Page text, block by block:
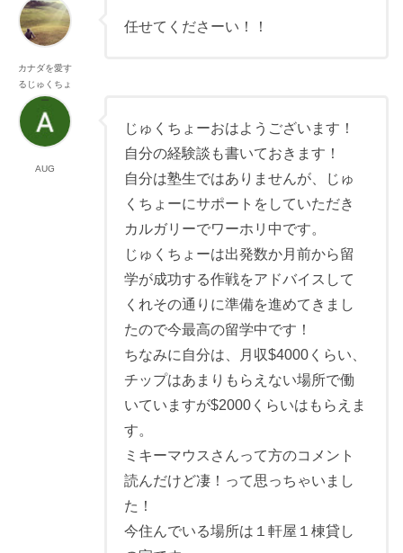
カナダを愛す
るじゅくちょ
ー
任せてくださーい！！
AUG
じゅくちょーおはようございます！
自分の経験談も書いておきます！
自分は塾生ではありませんが、じゅ
くちょーにサポートをしていただき
カルガリーでワーホリ中です。
じゅくちょーは出発数か月前から留
学が成功する作戦をアドバイスして
くれその通りに準備を進めてきまし
たので今最高の留学中です！
ちなみに自分は、月収$4000くらい、
チップはあまりもらえない場所で働
いていますが$2000くらいはもらえま
す。
ミキーマウスさんって方のコメント
読んだけど凄！って思っちゃいまし
た！
今住んでいる場所は１軒屋１棟貸し